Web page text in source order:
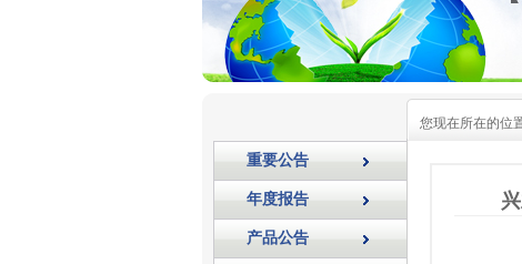
您现在所在的位
重要公告
年度报告
产品公告